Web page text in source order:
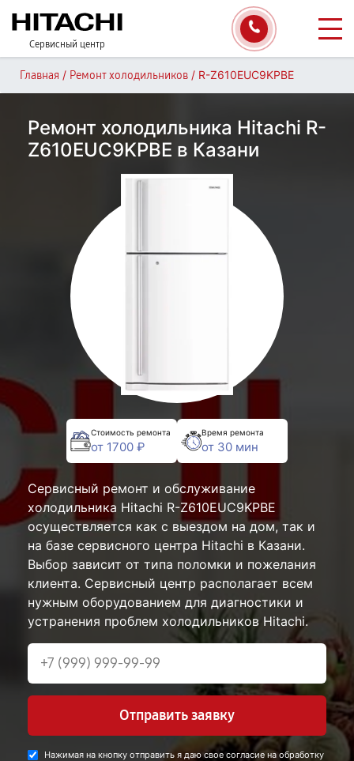
Сервисный центр
Главная / Ремонт холодильников / R-Z610EUC9KPBE
Ремонт холодильника Hitachi R-
Z610EUC9KPBE в Казани
Стоимость ремонта
от 1700 ₽
Время ремонта
от 30 мин
Сервисный ремонт и обслуживание
холодильника Hitachi R-Z610EUC9KPBE
осуществляется как с выездом на дом, так и
на базе сервисного центра Hitachi в Казани.
Выбор зависит от типа поломки и пожелания
клиента. Сервисный центр располагает всем
нужным оборудованием для диагностики и
устранения проблем холодильников Hitachi.
Отправить заявку
Нажимая на кнопку отправить я даю свое согласие на обработку